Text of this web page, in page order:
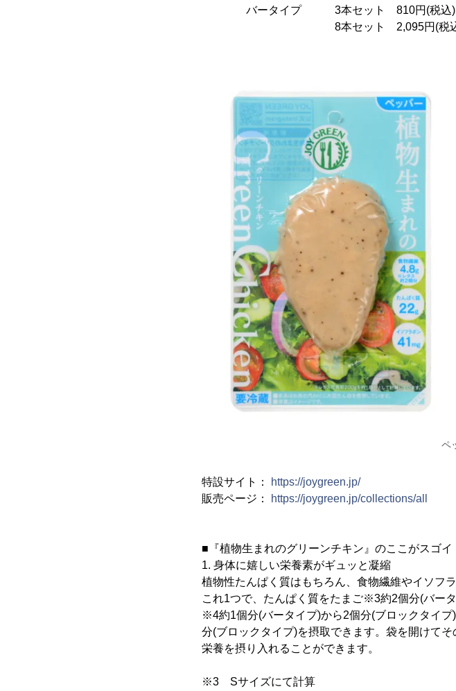
バータイプ 3本セット 810円(税込)
8本セット 2,095円(税
ペ
特設サイト：
https://joygreen.jp/
販売ページ：
https://joygreen.jp/collections/all
■『植物生まれのグリーンチキン』のここがスゴイ
1. 身体に嬉しい栄養素がギュッと凝縮
植物性たんぱく質はもちろん、食物繊維やイソフ
これ1つで、たんぱく質をたまご※3約2個分(バー
※4約1個分(バータイプ)から2個分(ブロックタイ
分(ブロックタイプ)を摂取できます。袋を開けて
栄養を摂り入れることができます。
※3 Sサイズにて計算